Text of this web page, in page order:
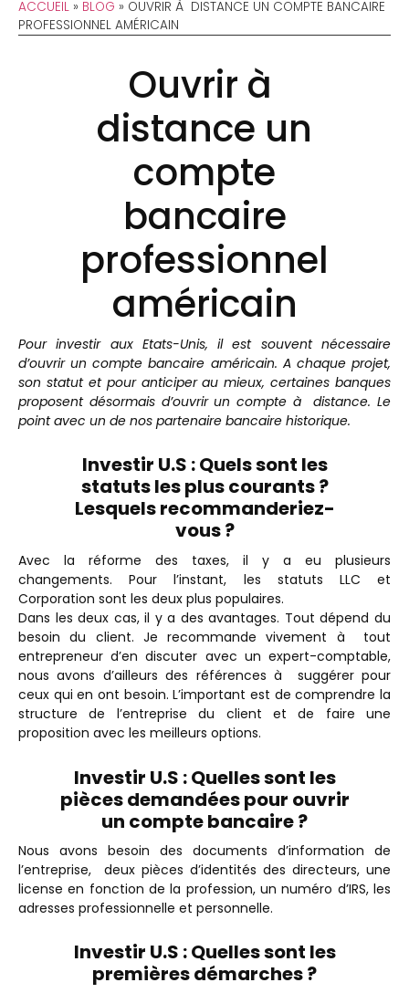
ACCUEIL » BLOG » OUVRIR À DISTANCE UN COMPTE BANCAIRE
PROFESSIONNEL AMÉRICAIN
Ouvrir à
distance un
compte
bancaire
professionnel
américain
Pour investir aux Etats-Unis, il est souvent nécessaire
d’ouvrir un compte bancaire américain. A chaque projet,
son statut et pour anticiper au mieux, certaines banques
proposent désormais d’ouvrir un compte à distance. Le
point avec un de nos partenaire bancaire historique.
Investir U.S : Quels sont les
statuts les plus courants ?
Lesquels recommanderiez-
vous ?
Avec la réforme des taxes, il y a eu plusieurs
changements. Pour l’instant, les statuts LLC et
Corporation sont les deux plus populaires.
Dans les deux cas, il y a des avantages. Tout dépend du
besoin du client. Je recommande vivement à tout
entrepreneur d’en discuter avec un expert-comptable,
nous avons d’ailleurs des références à suggérer pour
ceux qui en ont besoin.L’important est de comprendre la
structure de l’entreprise du client et de faire une
proposition avec les meilleurs options.
Investir U.S :Quelles sont les
pièces demandées pour ouvrir
un compte bancaire ?
Nous avons besoin des documents d’information de
l’entreprise, deux pièces d’identités des directeurs, une
license en fonction de la profession, un numéro d’IRS, les
adresses professionnelle et personnelle.
Investir U.S : Quelles sont les
premières démarches ?